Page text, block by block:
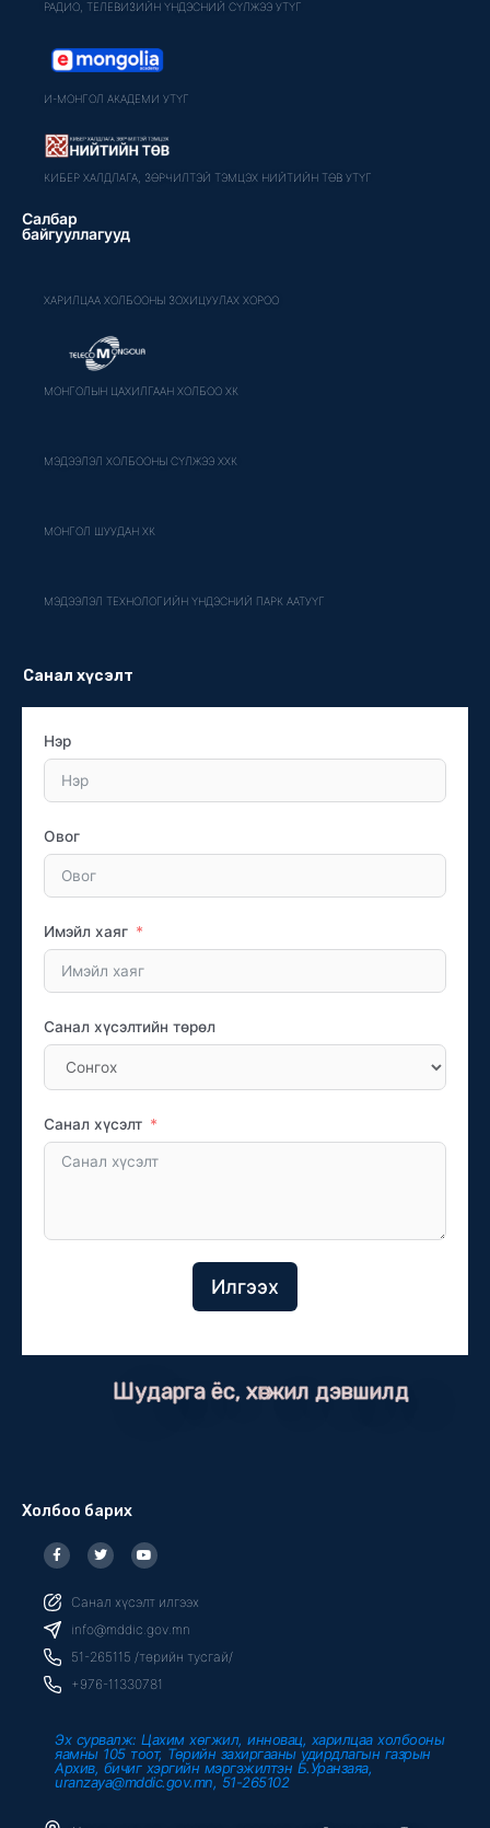
РАДИО, ТЕЛЕВИЗИЙН ҮНДЭСНИЙ СҮЛЖЭЭ УТҮГ
И-МОНГОЛ АКАДЕМИ УТҮГ
КИБЕР ХАЛДЛАГА, ЗӨРЧИЛТЭЙ ТЭМЦЭХ НИЙТИЙН ТӨВ УТҮГ
Салбар
байгууллагууд
ХАРИЛЦАА ХОЛБООНЫ ЗОХИЦУУЛАХ ХОРОО
МОНГОЛЫН ЦАХИЛГААН ХОЛБОО ХК
МЭДЭЭЛЭЛ ХОЛБООНЫ СҮЛЖЭЭ ХХК
МОНГОЛ ШУУДАН ХК
МЭДЭЭЛЭЛ ТЕХНОЛОГИЙН ҮНДЭСНИЙ ПАРК ААТУҮГ
Санал хүсэлт
Нэр
Овог
Имэйл хаяг
Санал хүсэлтийн төрөл
Санал хүсэлт
Илгээх
Шударга ёс, хөгжил дэвшилд
Холбоо барих
F
a
c
b
o
o
k
f
T
w
i
t
r
Y
o
u
u
e
Санал хүсэлт илгээх
info@mddic.gov.mn
51-265115 /төрийн тусгай/
+976-11330781
Эх сурвалж: Цахим хөгжил, инновац, харилцаа холбооны
яамны 105 тоот, Төрийн захиргааны удирдлагын газрын
Архив, бичиг хэргийн мэргэжилтэн Б.Уранзаяа,
uranzaya@mddic.gov.mn, 51-265102